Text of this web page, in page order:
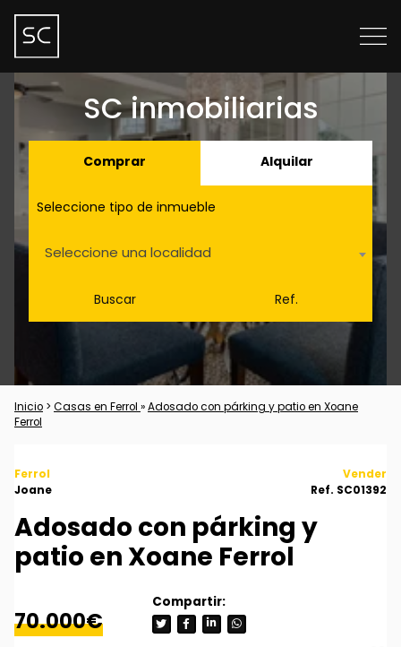
SC inmobiliarias
Comprar Alquilar
Seleccione tipo de inmueble
Seleccione una localidad
Buscar Ref.
Inicio > Casas en Ferrol »Adosado con párking y patio en Xoane
Ferrol
Ferrol
Joane
Vender
Ref. SC01392
Adosado con párking y
patio en Xoane Ferrol
70.000€